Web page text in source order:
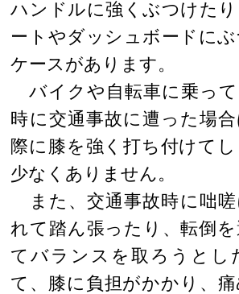
ハンドルに強くぶつけた
ートやダッシュボードに
ケースがあります。
バイクや自転車に乗っ
時に交通事故に遭った場
際に膝を強く打ち付けて
少なくありません。
また、交通事故時に咄嗟
れて踏ん張ったり、転倒
てバランスを取ろうとし
て、膝に負担がかかり、